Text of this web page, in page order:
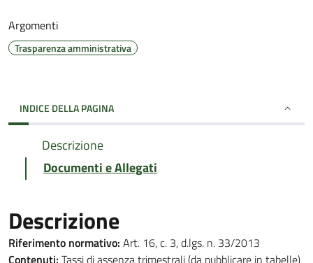
Argomenti
Trasparenza amministrativa
INDICE DELLA PAGINA
Descrizione
Documenti e Allegati
Descrizione
Riferimento normativo: Art. 16, c. 3, d.lgs. n. 33/2013
Contenuti: Tassi di assenza trimestrali (da pubblicare in tabelle)